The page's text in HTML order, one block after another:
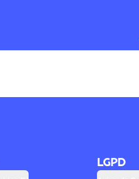
LGPD